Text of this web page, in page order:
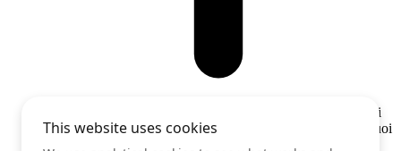
Sì, puoi vederlo con Peekviewer. L'app per vedere gli ultimi
seguiti su Instagram ti permette di farlo in modo discreto. Puoi